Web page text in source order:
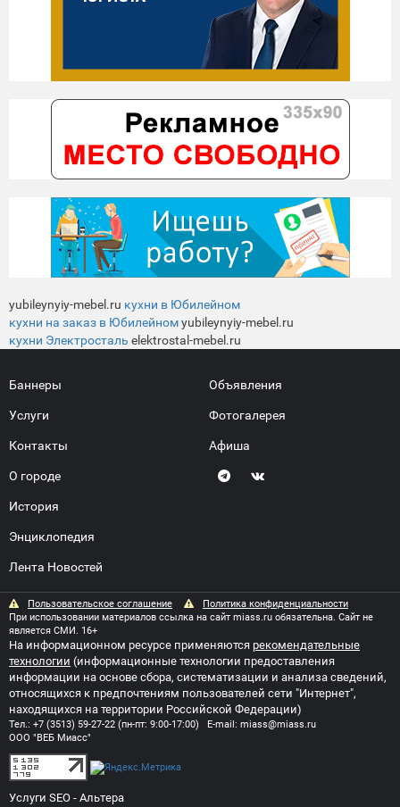
yubileynyiy-mebel.ru кухни в Юбилейном
кухни на заказ в Юбилейномyubileynyiy-mebel.ru
кухни Электросталь elektrostal-mebel.ru
Баннеры
Услуги
Контакты
О городе
История
Энциклопедия
Лента Новостей
Объявления
Фотогалерея
Афиша
Пользовательское соглашение
Политика конфиденциальности
При использовании материалов ссылка на сайт miass.ru обязательна. Сайт не
является СМИ. 16+
На информационном ресурсе применяются рекомендательные
технологии (информационные технологии предоставления
информации на основе сбора, систематизации и анализа сведений,
относящихся к предпочтениям пользователей сети "Интернет",
находящихся на территории Российской Федерации)
Тел.: +7 (3513) 59-27-22 (пн-пт: 9:00-17:00) E-mail: miass@miass.ru
ООО "ВЕБ Миасс"
Услуги SEO - Альтера